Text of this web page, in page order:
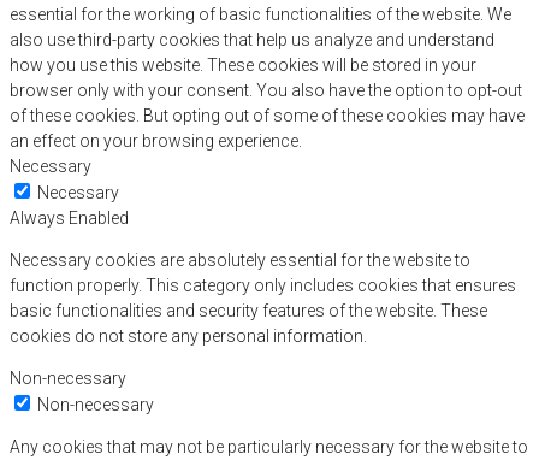
essential for the working of basic functionalities of the website. We
also use third-party cookies that help us analyze and understand
how you use this website. These cookies will be stored in your
browser only with your consent. You also have the option to opt-out
of these cookies. But opting out of some of these cookies may have
an effect on your browsing experience.
Necessary
Necessary
Always Enabled
Necessary cookies are absolutely essential for the website to
function properly. This category only includes cookies that ensures
basic functionalities and security features of the website. These
cookies do not store any personal information.
Non-necessary
Non-necessary
Any cookies that may not be particularly necessary for the website to